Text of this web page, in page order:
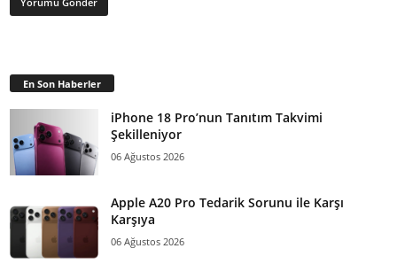
En Son Haberler
iPhone 18 Pro’nun Tanıtım Takvimi
Şekilleniyor
06 Ağustos 2026
Apple A20 Pro Tedarik Sorunu ile Karşı
Karşıya
06 Ağustos 2026